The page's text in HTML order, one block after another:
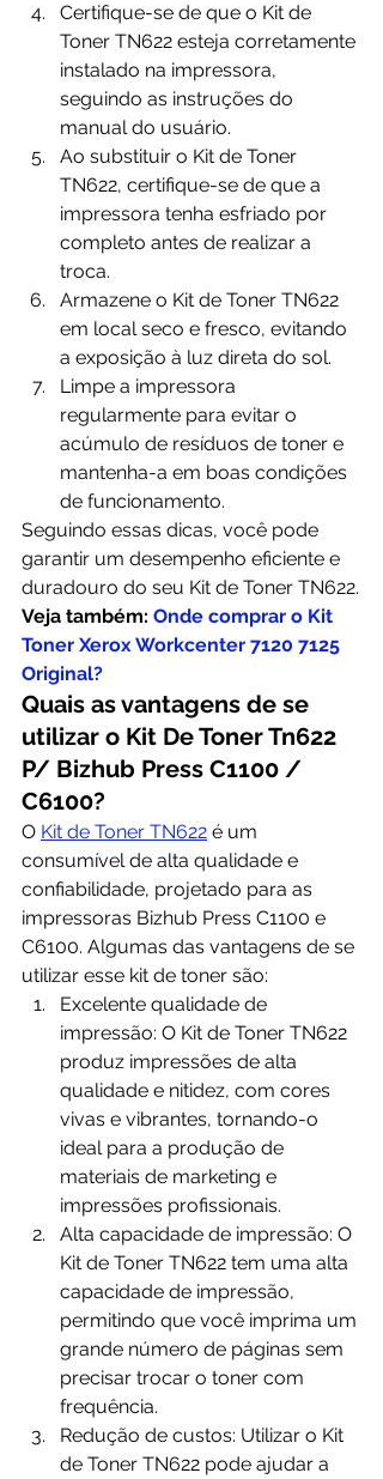
Certifique-se de que o Kit de
Toner TN622 esteja corretamente
instalado na impressora,
seguindo as instruções do
manual do usuário.
Ao substituir o Kit de Toner
TN622, certifique-se de que a
impressora tenha esfriado por
completo antes de realizar a
troca.
Armazene o Kit de Toner TN622
em local seco e fresco, evitando
a exposição à luz direta do sol.
Limpe a impressora
regularmente para evitar o
acúmulo de resíduos de toner e
mantenha-a em boas condições
de funcionamento.
Seguindo essas dicas, você pode
garantir um desempenho eficiente e
duradouro do seu Kit de Toner TN622.
Veja também: Onde comprar o Kit
Toner Xerox Workcenter 7120 7125
Original?
Quais as vantagens de se
utilizar o Kit De Toner Tn622
P/ Bizhub Press C1100 /
C6100?
O Kit de Toner TN622 é um
consumível de alta qualidade e
confiabilidade, projetado para as
impressoras Bizhub Press C1100 e
C6100. Algumas das vantagens de se
utilizar esse kit de toner são:
Excelente qualidade de
impressão: O Kit de Toner TN622
produz impressões de alta
qualidade e nitidez, com cores
vivas e vibrantes, tornando-o
ideal para a produção de
materiais de marketing e
impressões profissionais.
Alta capacidade de impressão: O
Kit de Toner TN622 tem uma alta
capacidade de impressão,
permitindo que você imprima um
grande número de páginas sem
precisar trocar o toner com
frequência.
Redução de custos: Utilizar o Kit
de Toner TN622 pode ajudar a